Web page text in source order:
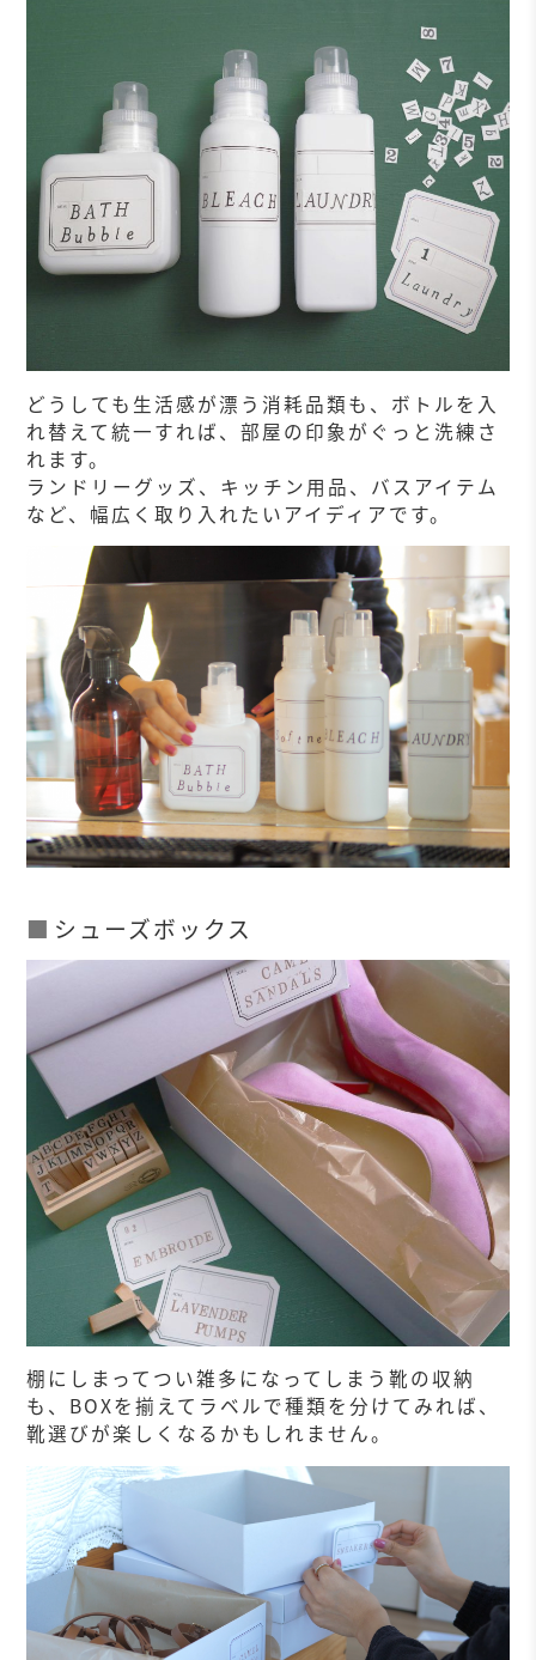
どうしても生活感が漂う消耗品類も、ボトルを入
れ替えて統一すれば、部屋の印象がぐっと洗練さ
れます。
ランドリーグッズ、キッチン用品、バスアイテム
など、幅広く取り入れたいアイディアです。
シューズボックス
棚にしまってつい雑多になってしまう靴の収納
も、BOXを揃えてラベルで種類を分けてみれば、
靴選びが楽しくなるかもしれません。